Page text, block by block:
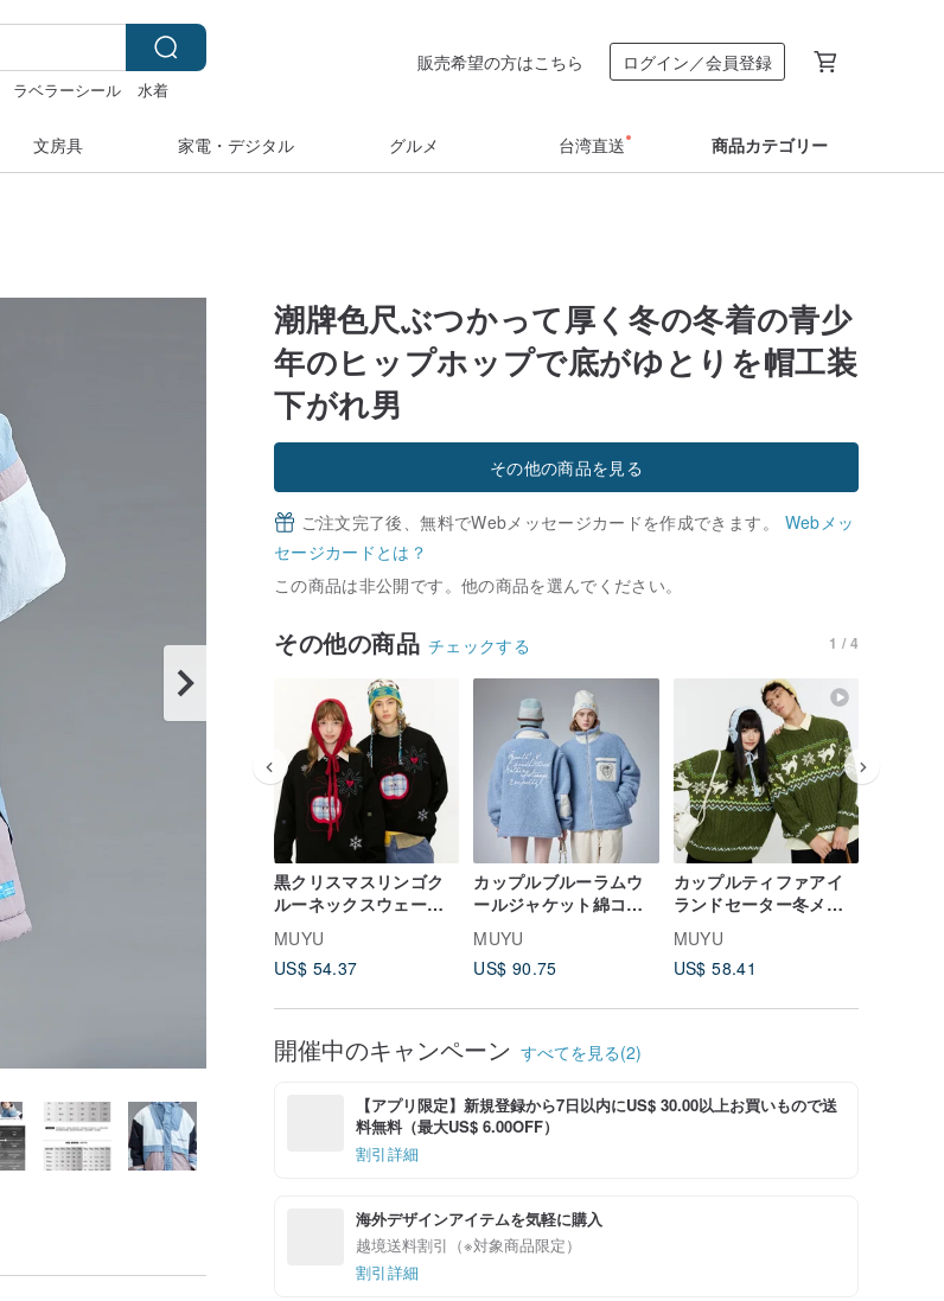
ラベラーシール
水着
販売希望の方はこちら ログイン／会員登録
文房具 家電・デジタル グルメ 台湾直送 商品カテゴリー
潮牌色尺ぶつかって厚く冬の冬着の青少
年のヒップホップで底がゆとりを帽工装
下がれ男
その他の商品を見る
ご注文完了後、無料でWebメッセージカードを作成できます。 Webメッ
セージカードとは？
この商品は非公開です。他の商品を選んでください。
その他の商品 チェックする 1 / 4
黒クリスマスリンゴク
ルーネックスウェータ
プルウェア愛刺繍トッ
プス
MUYU
US$ 54.37
カップルブルーラムウ
ールジャケット綿コー
ート女性
MUYU
US$ 90.75
カップルティファアイ
ランドセーター冬メン
MUYU
US$ 58.41
開催中のキャンペーン すべてを見る(2)
【アプリ限定】新規登録から7日以内にUS$ 30.00以上お買いもので送
料無料（最大US$ 6.00OFF）
割引詳細
海外デザインアイテムを気軽に購入
越境送料割引（※対象商品限定）
割引詳細